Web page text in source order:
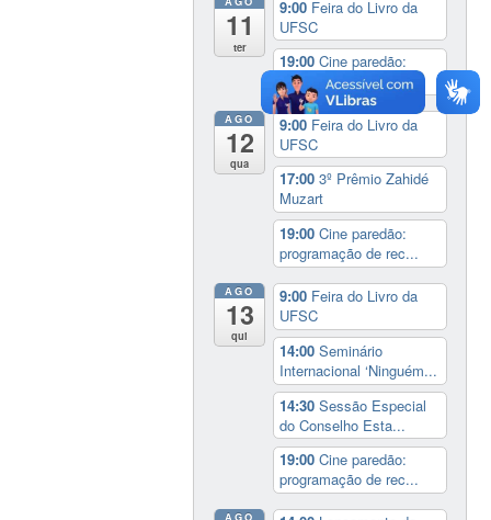
11
ter
9:00 Feira do Livro da
UFSC
19:00Cine paredão:
programação de rec...
AGO
12
qua
9:00 Feira do Livro da
UFSC
17:003º Prêmio Zahidé
Muzart
19:00Cine paredão:
programação de rec...
AGO
13
qui
9:00 Feira do Livro da
UFSC
14:00Seminário
Internacional ‘Ninguém...
14:30Sessão Especial
do Conselho Esta...
19:00Cine paredão:
programação de rec...
AGO